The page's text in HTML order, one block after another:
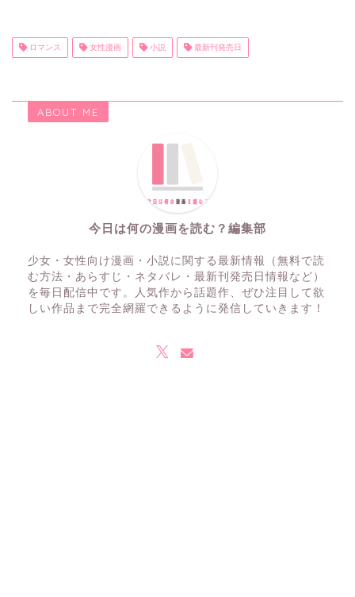
ロマンス 女性漫画 小説 最新刊発売日
ABOUT ME
今日は何の漫画を読む？編集部
少女・女性向け漫画・小説に関する最新情報（無料で読
む方法・あらすじ・ネタバレ・最新刊発売日情報など）
を毎日配信中です。人気作から話題作、ぜひ注目して欲
しい作品まで完全網羅できるように発信していきます！